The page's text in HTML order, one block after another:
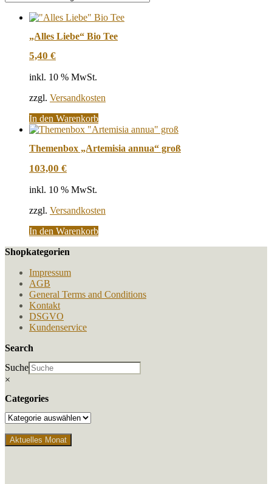
„Alles Liebe“ Bio Tee
5,40 €
inkl. 10 % MwSt.
zzgl. Versandkosten
In den Warenkorb
Themenbox „Artemisia annua“ groß
103,00 €
inkl. 10 % MwSt.
zzgl. Versandkosten
In den Warenkorb
Shopkategorien
Impressum
AGB
General Terms and Conditions
Kontakt
DSGVO
Kundenservice
Search
Suche
×
Categories
Aktuelles Monat